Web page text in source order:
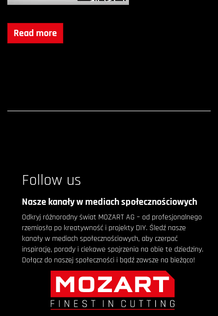
Read more
Follow us
Nasze kanały w mediach społecznościowych
Odkryj różnorodny świat MOZART AG – od profesjonalnego
rzemiosła po kreatywność i projekty DIY. Śledź nasze
kanały w mediach społecznościowych, aby czerpać
inspirację, porady i ciekawe spojrzenia na obie te dziedziny.
Dołącz do naszej społeczności i bądź zawsze na bieżąco!